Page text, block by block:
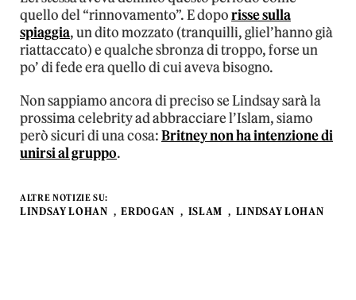
quello del “rinnovamento”. E doporisse sulla
spiaggia, un dito mozzato (tranquilli, gliel’hanno già
riattaccato) e qualche sbronza di troppo, forse un
po’ di fede era quello di cui aveva bisogno.
Non sappiamo ancora di preciso se Lindsay sarà la
prossima celebrity ad abbracciare l’Islam, siamo
però sicuri di una cosa:Britney non ha intenzione di
unirsi al gruppo.
ALTRE NOTIZIE SU:
LINDSAY LOHAN ERDOGAN ISLAM LINDSAY LOHAN